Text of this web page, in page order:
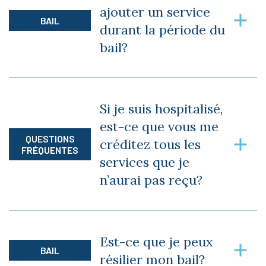
copie de votre acte notarié le prouvant.
BAIL
ajouter un service
durant la période du
bail?
une nouvelle demande pour le crédit de
maintien à domicile.
QUESTIONS
FRÉQUENTES
Si je suis hospitalisé,
est-ce que vous me
créditez tous les
services que je
n’aurai pas reçu?
effectuerons un crédit sur les services de repas
et personnels (gestion de la médication, bas
BAIL
Est-ce que je peux
résilier mon bail?